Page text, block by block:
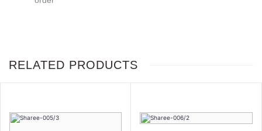
RELATED PRODUCTS